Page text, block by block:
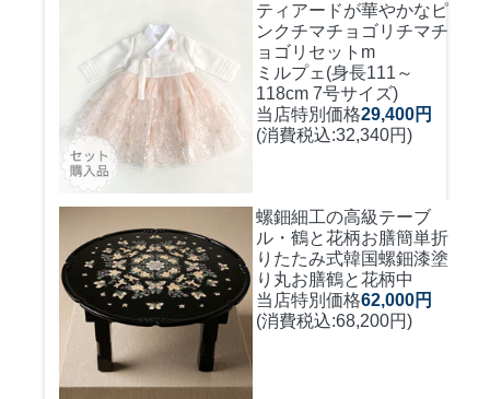
ティアードが華やかなピ
ンクチマチョゴリ チマチ
ョゴリセットm
ミルプェ(身長111～
118cm 7号サイズ)
当店特別価格29,400円
(消費税込:32,340円)
螺鈿細工の高級テーブ
ル・鶴と花柄お膳簡単折
りたたみ式韓国螺鈿漆塗
り丸お膳鶴と花柄中
当店特別価格62,000円
(消費税込:68,200円)